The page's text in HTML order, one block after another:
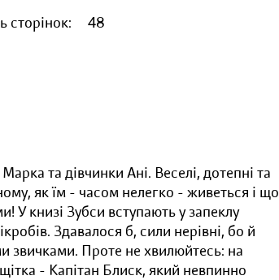
сторінок:
48
та дівчинки Ані. Веселі, дотепні та
як їм - часом нелегко - живеться і що
У книзі Зубси вступають у запеклу
Здавалося б, сили нерівні, бо й
звичками. Проте не хвилюйтесь: на
- Капітан Блиск, який невпинно